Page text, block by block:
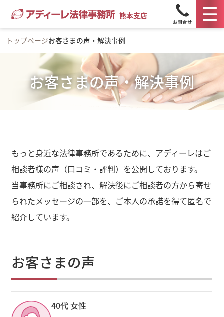
熊本支店
トップページお客さまの声・解決事例
お客さまの声・解決事例
もっと身近な法律事務所であるために、アディーレはご
相談者様の声（口コミ・評判）を公開しております。
当事務所にご相談され、解決後にご相談者の方から寄せ
られたメッセージの一部を、ご本人の承諾を得て匿名で
紹介しています。
お客さまの声
40代 女性